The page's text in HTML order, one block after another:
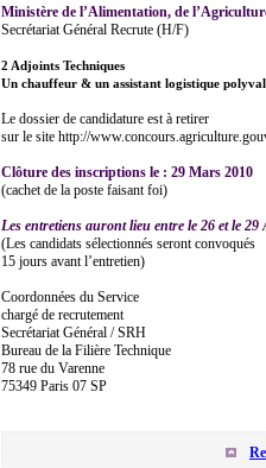
Ministère de l’Alimentation, de
Secrétariat Général Recrute (H/F)
2 Adjoints Techniques
Un chauffeur & un assistant logistique
Le dossier de candidature est à retirer
sur le site http://
Clôture des inscriptions le : 29 Mars 2010
(cachet de la poste faisant foi)
Les entretiens auront lieu entre le 26 et le 29
(Les candidats sélectionnés seront convoqués
15 jours avant l’entretien)
Coordonnées du Service
chargé de recrutement
Secrétariat Général / SRH
Bureau de la Filière Technique
78 rue du Varenne
75349 Paris 07 SP